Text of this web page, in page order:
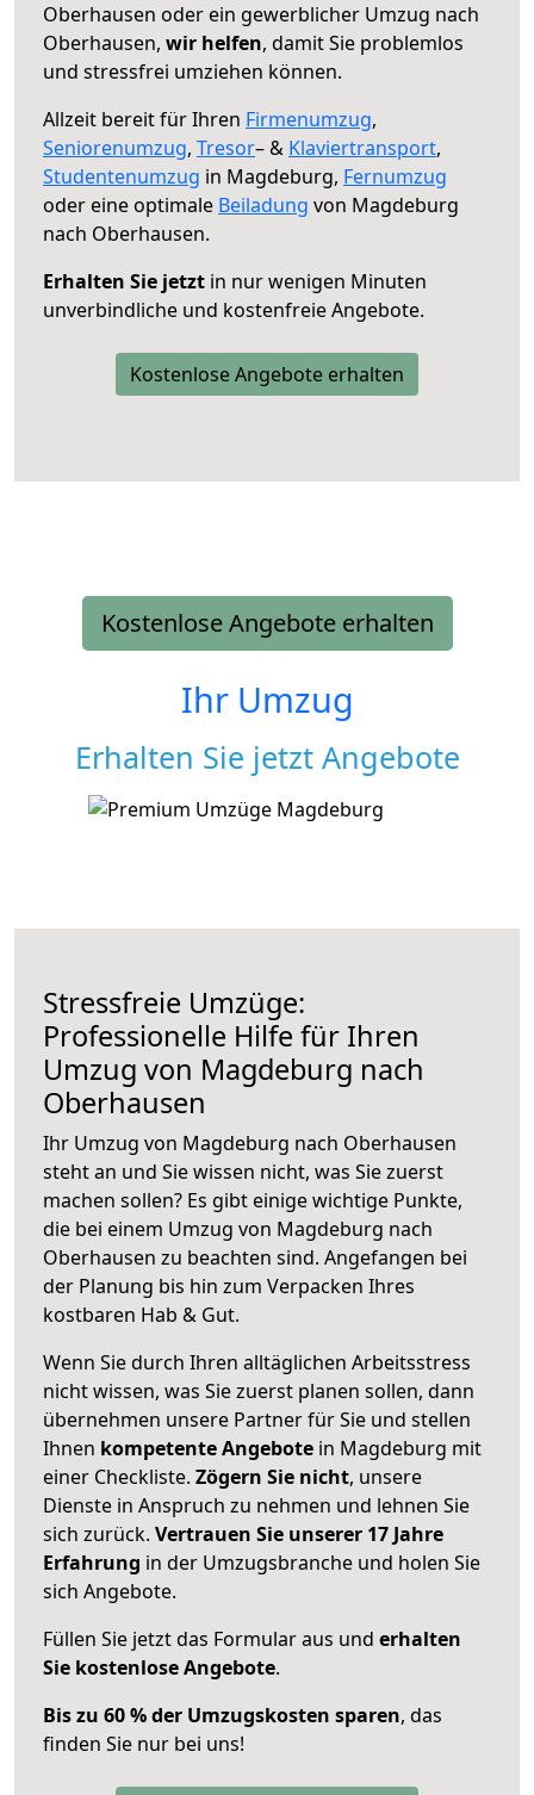
Oberhausen oder ein gewerblicher Umzug nach
Oberhausen, wir helfen, damit Sie problemlos
und stressfrei umziehen können.
Allzeit bereit für Ihren Firmenumzug,
Seniorenumzug, Tresor– & Klaviertransport,
Studentenumzug in Magdeburg, Fernumzug
oder eine optimale Beiladung von Magdeburg
nach Oberhausen.
Erhalten Sie jetzt in nur wenigen Minuten
unverbindliche und kostenfreie Angebote.
Kostenlose Angebote erhalten
Kostenlose Angebote erhalten
Ihr Umzug
Erhalten Sie jetzt Angebote
Stressfreie Umzüge:
Professionelle Hilfe für Ihren
Umzug von Magdeburg nach
Oberhausen
Ihr Umzug von Magdeburg nach Oberhausen
steht an und Sie wissen nicht, was Sie zuerst
machen sollen? Es gibt einige wichtige Punkte,
die bei einem Umzug von Magdeburg nach
Oberhausen zu beachten sind. Angefangen bei
der Planung bis hin zum Verpacken Ihres
kostbaren Hab & Gut.
Wenn Sie durch Ihren alltäglichen Arbeitsstress
nicht wissen, was Sie zuerst planen sollen, dann
übernehmen unsere Partner für Sie und stellen
Ihnen kompetente Angebote in Magdeburg mit
einer Checkliste. Zögern Sie nicht, unsere
Dienste in Anspruch zu nehmen und lehnen Sie
sich zurück. Vertrauen Sie unserer 17 Jahre
Erfahrung in der Umzugsbranche und holen Sie
sich Angebote.
Füllen Sie jetzt das Formular aus und erhalten
Sie kostenlose Angebote.
Bis zu 60 % der Umzugskosten sparen, das
finden Sie nur bei uns!